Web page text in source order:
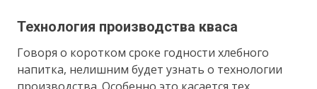
Технология производства кваса
Говоря о коротком сроке годности хлебного
напитка, нелишним будет узнать о технологии